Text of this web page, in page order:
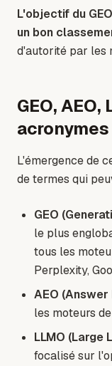
L'objectif du
un bon
d'autorité par les
GEO,
acronymes
L'émergence de
de termes qui
GEO
le plus
tous les
Perplexity,
AEO
les moteurs
LLMO (Large
focalisé sur